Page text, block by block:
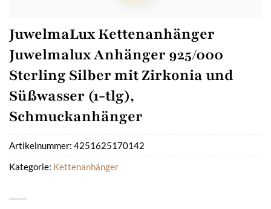
JuwelmaLux Kettenanhänger
Juwelmalux Anhänger 925/000
Sterling Silber mit Zirkonia und
Süßwasser (1-tlg),
Schmuckanhänger
Artikelnummer: 4251625170142
Kategorie: Kettenanhänger